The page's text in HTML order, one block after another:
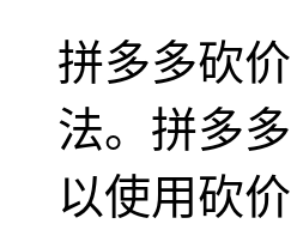
拼多多砍
法。拼多
以使用砍